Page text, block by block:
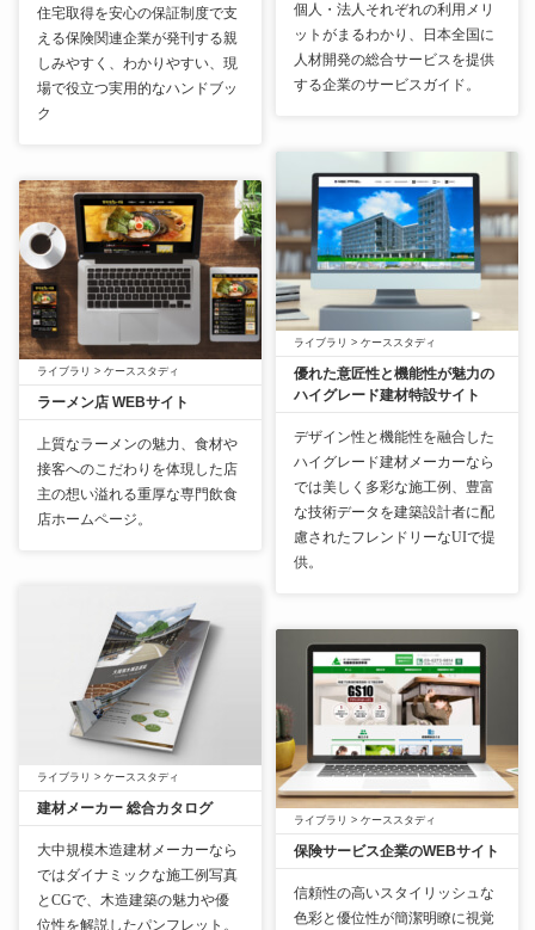
個人・法人それぞれの利用メリ
ットがまるわかり、日本全国に
人材開発の総合サービスを提供
する企業のサービスガイド。
住宅取得を安心の保証制度で支
える保険関連企業が発刊する親
しみやすく、わかりやすい、現
場で役立つ実用的なハンドブッ
ク
ライブラリ > ケーススタディ
優れた意匠性と機能性が魅力の
ハイグレード建材特設サイト
デザイン性と機能性を融合した
ハイグレード建材メーカーなら
では美しく多彩な施工例、豊富
な技術データを建築設計者に配
慮されたフレンドリーなUIで提
供。
ライブラリ > ケーススタディ
ラーメン店 WEBサイト
上質なラーメンの魅力、食材や
接客へのこだわりを体現した店
主の想い溢れる重厚な専門飲食
店ホームページ。
ライブラリ > ケーススタディ
保険サービス企業のWEBサイト
信頼性の高いスタイリッシュな
色彩と優位性が簡潔明瞭に視覚
ライブラリ > ケーススタディ
建材メーカー 総合カタログ
大中規模木造建材メーカーなら
ではダイナミックな施工例写真
とCGで、木造建築の魅力や優
位性を解説したパンフレット。